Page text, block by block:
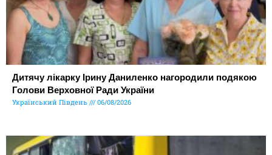
Дитячу лікарку Ірину Даниленко нагородили подякою
Голови Верховної Ради України
Український Південь 06/08/2026